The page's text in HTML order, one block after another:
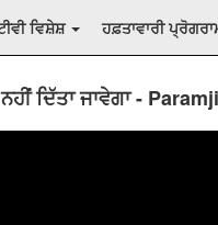
ਵਿਸ਼ੇਸ਼ ਹਫ਼ਤਾਵਾਰੀ
ਦਿੱਤਾ ਜਾਵੇਗਾ -